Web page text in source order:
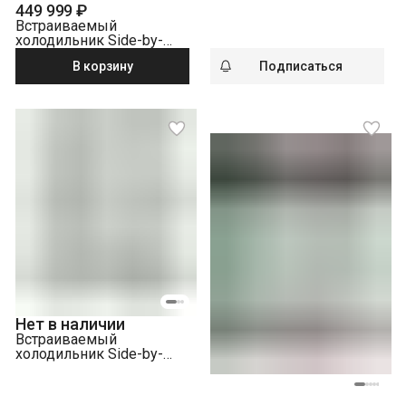
449 999 ₽
Встраиваемый
холодильник Side-by-
22 001 BioFresh NoFrost
В корзину Подписаться
Нет в наличии
Встраиваемый
холодильник Side-by-